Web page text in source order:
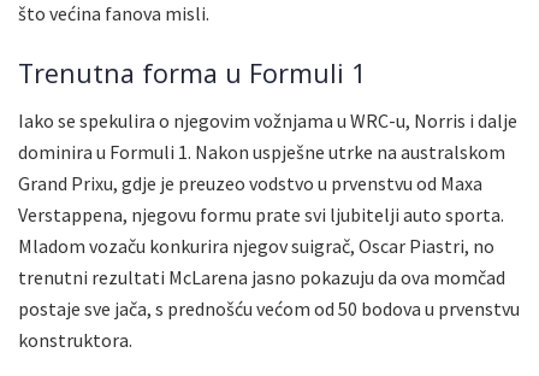
što većina fanova misli.
Trenutna forma u Formuli 1
Iako se spekulira o njegovim vožnjama u WRC-u, Norris i dalje
dominira u Formuli 1. Nakon uspješne utrke na australskom
Grand Prixu, gdje je preuzeo vodstvo u prvenstvu od Maxa
Verstappena, njegovu formu prate svi ljubitelji auto sporta.
Mladom vozaču konkurira njegov suigrač, Oscar Piastri, no
trenutni rezultati McLarena jasno pokazuju da ova momčad
postaje sve jača, s prednošću većom od 50 bodova u prvenstvu
konstruktora.